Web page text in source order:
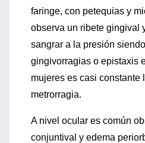
faringe, con petequias y
observa un ribete gingival
sangrar a la presión
gingivorragias o epistaxis
mujeres es casi constante
metrorragia.
A nivel ocular es común
conjuntival y edema